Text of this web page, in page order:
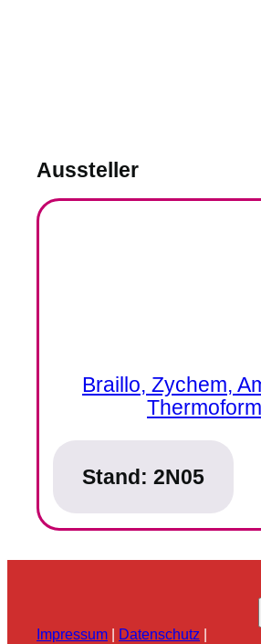
Aussteller
Braillo, Zychem,
Thermoform
Stand: 2N05
Impressum | Datenschutz |